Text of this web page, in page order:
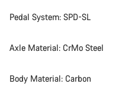
Pedal System: SPD-SL
Axle Material: CrMo Steel
Body Material: Carbon